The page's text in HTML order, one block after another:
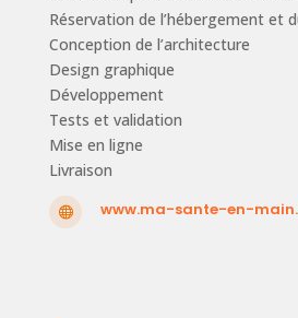
Réservation de l’hébergement et
Conception de l’architecture
Design graphique
Développement
Tests et validation
Mise en ligne
Livraison
 www.ma-sante-en-